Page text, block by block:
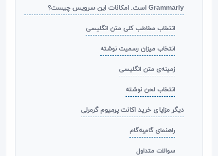
Grammarly است. امکانات این سرویس چیست؟
انتخاب مخاطب کلی متن انگلیسی
انتخاب میزان رسمیت نوشته
زمینه‌ی متن انگلیسی
انتخاب لحن نوشته
دیگر مزایای خرید اکانت پرمیوم گرمرلی
راهنمای گام‌به‌گام
سوالات متداول